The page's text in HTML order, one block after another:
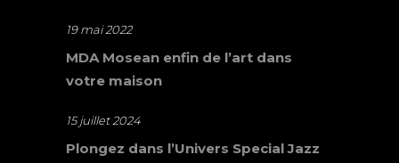
19 mai 2022
MDA Mosean enfin de l’art dans
votre maison
15 juillet 2024
Plongez dans l’Univers Special Jazz